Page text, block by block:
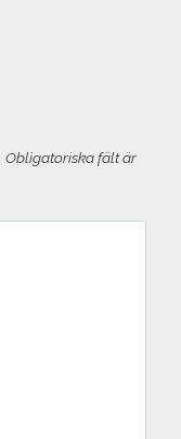
Obligatoriska fält är